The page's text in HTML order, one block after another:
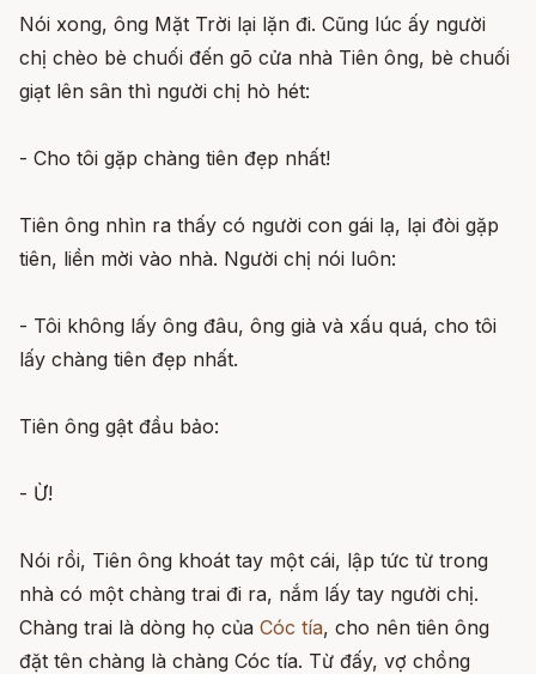
Nói xong, ông Mặt Trời lại lặn đi. Cũng lúc ấy người
chị chèo bè chuối đến gõ cửa nhà Tiên ông, bè chuối
giạt lên sân thì người chị hò hét:
- Cho tôi gặp chàng tiên đẹp nhất!
Tiên ông nhìn ra thấy có người con gái lạ, lại đòi gặp
tiên, liền mời vào nhà. Người chị nói luôn:
- Tôi không lấy ông đâu, ông già và xấu quá, cho tôi
lấy chàng tiên đẹp nhất.
Tiên ông gật đầu bảo:
- Ừ!
Nói rồi, Tiên ông khoát tay một cái, lập tức từ trong
nhà có một chàng trai đi ra, nắm lấy tay người chị.
Chàng trai là dòng họ của Cóc tía, cho nên tiên ông
đặt tên chàng là chàng Cóc tía. Từ đấy, vợ chồng